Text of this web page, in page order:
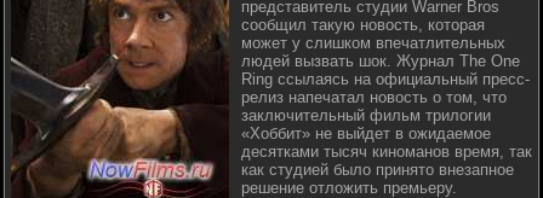
представитель студии Warner Bros
сообщил такую новость, которая
может у слишком впечатлительных
людей вызвать шок. Журнал The One
Ring ссылаясь на официальный пресс-
релиз напечатал новость о том, что
заключительный фильм трилогии
«Хоббит» не выйдет в ожидаемое
десятками тысяч киноманов время, так
как студией было принято внезапное
решение отложить премьеру.